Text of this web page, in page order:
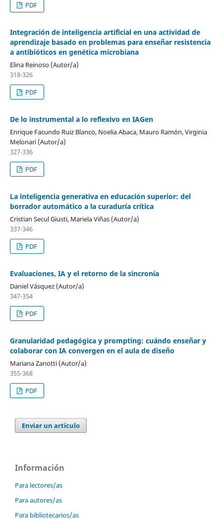
PDF
Integración de inteligencia artificial en una actividad de
aprendizaje basado en problemas para enseñar resistencia
a antibióticos en genética microbiana
Elina Reinoso (Autor/a)
318-326
PDF
De lo instrumental a lo reflexivo en IAGen
Enrique Facundo Ruiz Blanco, Noelia Abaca, Mauro Ramón, Virginia
Melonari (Autor/a)
327-336
PDF
La inteligencia generativa en educación superior: del
borrador automático a la curaduría crítica
Cristian Secul Giusti, Mariela Viñas (Autor/a)
337-346
PDF
Evaluaciones, IA y el retorno de la sincronía
Daniel Vásquez (Autor/a)
347-354
PDF
Granularidad pedagógica y prompting: cuándo enseñar y
colaborar con IA convergen en el aula de diseño
Mariana Zanotti (Autor/a)
355-368
PDF
Enviar un artículo
Información
Para lectores/as
Para autores/as
Para bibliotecarios/as